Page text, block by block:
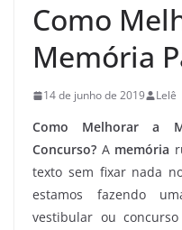
Como
Memória
14 de junho de 2019 Lelê
Como Melhorar a
Concurso? Amemória
texto sem fixar nada
estamos fazendo
vestibular ou